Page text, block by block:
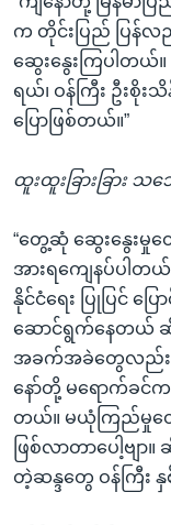
က တိုင်းပြည် ပြန်
ဆွေးနွေးကြပါတယ်
ရယ်၊ ဝန်ကြီး ဦးစိုး
ပြောဖြစ်တယ်။”
ထူးထူးခြားခြား
“တွေ့ဆုံ ဆွေးနွေး
အားရကျေနပ်ပါတ
နိုင်ငံရေး ပြုပြင်
ဆောင်ရွက်နေတယ် ဆို
အခက်အခဲတွေလည်း ရှိ
နော်တို့ မရောက်ခ
တယ်။ မယုံကြည်မှုတွ
ဖြစ်လာတာပေါ့ဗျ
တဲ့ဆန္ဒတွေ ဝန်ကြီး